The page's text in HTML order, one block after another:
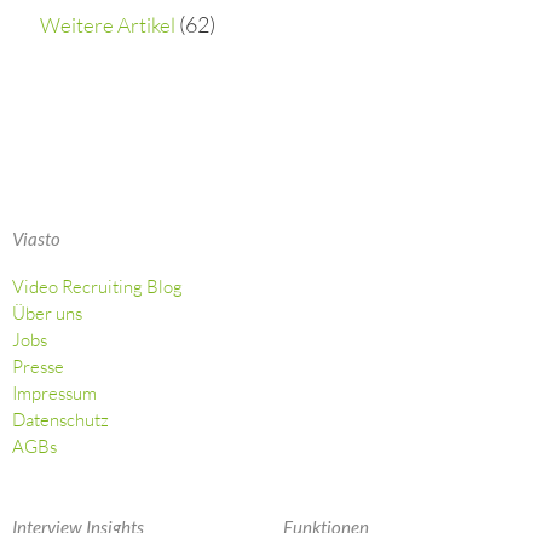
Weitere Artikel (62)
Viasto
Video Recruiting Blog
Über uns
Jobs
Presse
Impressum
Datenschutz
AGBs
Interview Insights Funktionen